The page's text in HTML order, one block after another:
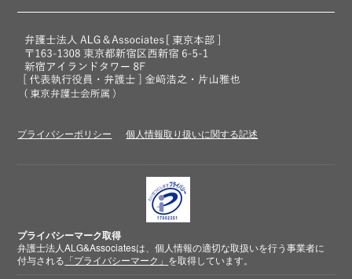
プライバシーポリシー 個人情報取り扱いに関する記述
プライバシーマーク取得
弁護士法人ALG&Associatesは、個人情報の適切な取扱いを行う事業者に
付与される 「プライバシーマーク」 を取得しています。